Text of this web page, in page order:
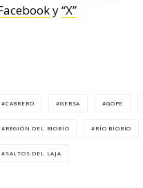
y“X”
CABRERO GERSA GOPE
REGIÓN DEL BIOBÍO RÍO BIOBÍO
SALTOS DEL LAJA